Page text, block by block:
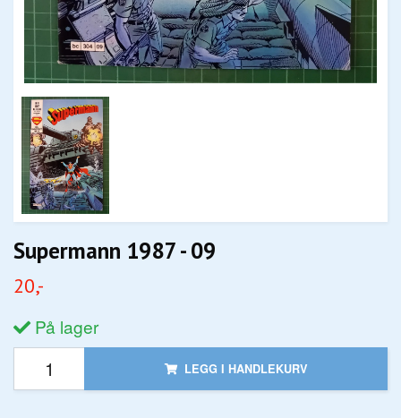
Supermann 1987 - 09
20,-
På lager
LEGG I HANDLEKURV